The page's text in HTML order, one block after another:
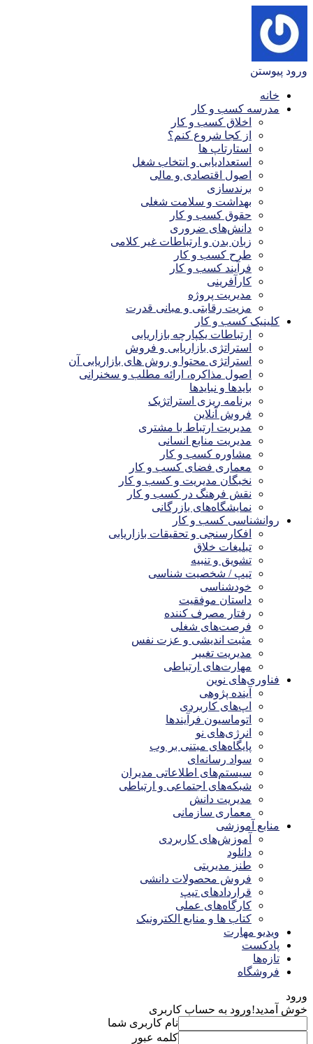
ورود پیوستن
خانه
مدرسه کسب و کار
اخلاق کسب و کار
از کجا شروع کنم؟
استارتاپ ها
استعدادیابی و انتخاب شغل
اصول اقتصادی و مالی
برندسازی
بهداشت و سلامت شغلی
حقوق کسب و کار
دانش‌های ضروری
زبان بدن و ارتباطات غیر کلامی
طرح کسب و کار
فرآیند کسب و کار
کارآفرینی
مدیریت پروژه
مزیت رقابتی و مبانی قدرت
کلینیک کسب و کار
ارتباطات یکپارچه بازاریابی
استراتژی بازاریابی و فروش
استراتژی محتوا و روش های بازاریابی آن
اصول مذاکره، ارائه مطلب و سخنرانی
بایدها و نبایدها
برنامه ریزی استراتژیک
فروش آنلاین
مدیریت ارتباط با مشتری
مدیریت منابع انسانی
مشاوره کسب و کار
معماری فضای کسب و کار
نخبگان مدیریت و کسب و کار
نقش فرهنگ در کسب و کار
نمایشگاه‌های بازرگانی
روانشناسی کسب و کار
افکارسنجی و تحقیقات بازاریابی
تبلیغات خلاق
تشویق و تنبیه
تیپ / شخصیت شناسی
خودشناسی
داستان موفقیت
رفتار مصرف کننده
فرصت‌های شغلی
مثبت اندیشی و عزت نفس
مدیریت تغییر
مهارت‌های ارتباطی
فناوری‌های نوین
آینده پژوهی
اپ‌های کاربردی
اتوماسیون فرآیندها
انرژی‌های نو
پایگاه‌های مبتنی بر وب
سواد رسانه‌ای
سیستم‌های اطلاعاتی مدیران
شبکه‌های اجتماعی و ارتباطی
مدیریت دانش
معماری سازمانی
منابع آموزشی
آموزش‌های کاربردی
دانلود
طنز مدیریتی
فروش محصولات دانشی
قراردادهای تیپ
کارگاه‌های عملی
کتاب ها و منابع الکترونیک
ویدیو مهارت
پادکست
تازه‌ها
فروشگاه
ورود
خوش آمدید!ورود به حساب کاربری
نام کاربری شما
کلمه عبور